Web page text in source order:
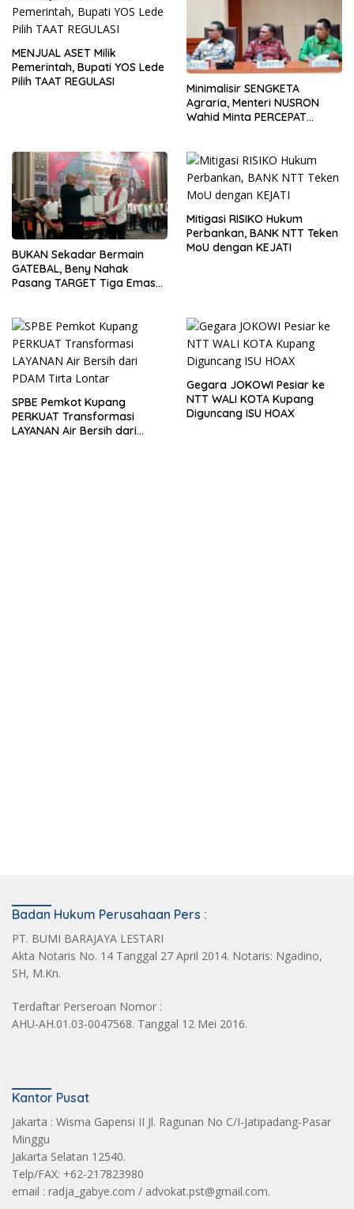
MENJUAL ASET Milik
Pemerintah, Bupati YOS Lede
Pilih TAAT REGULASI
Minimalisir SENGKETA
Agraria, Menteri NUSRON
Wahid Minta PERCEPAT
BUKAN Sekadar Bermain
GATEBAL, Beny Nahak
Pasang TARGET Tiga Emas
Mitigasi RISIKO Hukum
Perbankan, BANK NTT Teken
MoU dengan KEJATI
SPBE Pemkot Kupang
PERKUAT Transformasi
LAYANAN Air Bersih dari
Gegara JOKOWI Pesiar ke
NTT WALI KOTA Kupang
Diguncang ISU HOAX
Badan Hukum Perusahaan Pers :
PT. BUMI BARAJAYA LESTARI
Akta Notaris No. 14 Tanggal 27 April 2014. Notaris: Ngadino,
SH, M.Kn.
Terdaftar Perseroan Nomor :
AHU-AH.01.03-0047568. Tanggal 12 Mei 2016.
Kantor Pusat
Jakarta : Wisma Gapensi II Jl. Ragunan No C/I-Jatipadang-Pasar
Minggu
Jakarta Selatan 12540.
Telp/FAX: +62-217823980
email : radja_gabye.com / advokat.pst@gmail.com.